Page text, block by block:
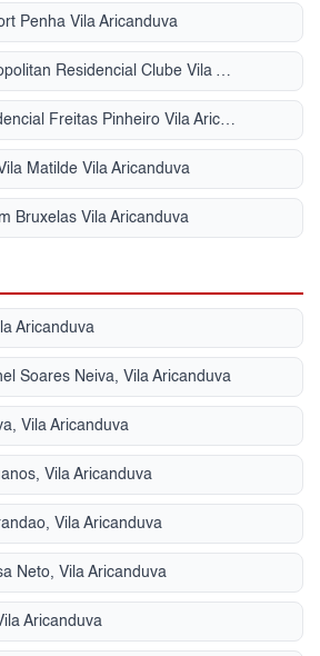
Penha Vila Aricanduva
Condomínio Metropolitan Residencial Clube Vila Aricanduva
Condomínio Residencial Freitas Pinheiro Vila Aricanduva
Matilde Vila Aricanduva
Bruxelas Vila Aricanduva
Aricanduva
Soares Neiva, Vila Aricanduva
Vila Aricanduva
Vila Aricanduva
Vila Aricanduva
Neto, Vila Aricanduva
Aricanduva